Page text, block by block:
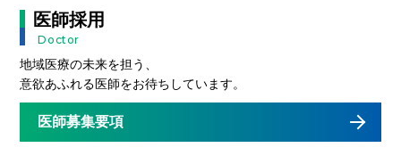
医師採用
Doctor
地域医療の未来を担う、
意欲あふれる医師をお待ちしています。
医師募集要項